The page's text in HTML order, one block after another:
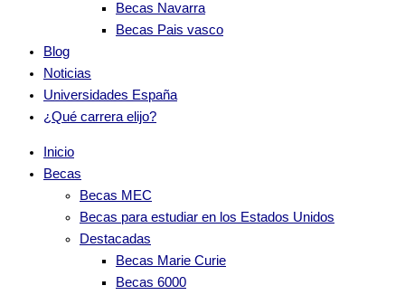
Becas Navarra
Becas Pais vasco
Blog
Noticias
Universidades España
¿Qué carrera elijo?
Inicio
Becas
Becas MEC
Becas para estudiar en los Estados Unidos
Destacadas
Becas Marie Curie
Becas 6000